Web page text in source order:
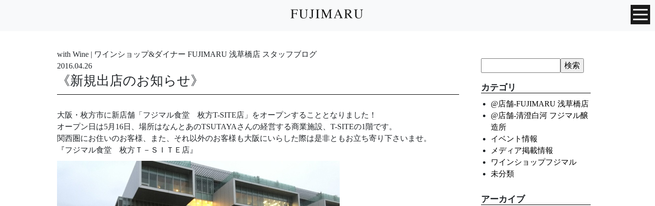
with Wine | ワインショップ&ダイナー FUJIMARU 浅草橋店 スタッフブログ
2016.04.26
《新規出店のお知らせ》
大阪・枚方市に新店舗「フジマル食堂 枚方T-SITE店」をオープンすることとなりました！
オープン日は5月16日、場所はなんとあのTSUTAYAさんの経営する商業施設、T-SITEの1階です。
関西圏にお住いのお客様、また、それ以外のお客様も大阪にいらした際は是非ともお立ち寄り下さいませ。
『フジマル食堂 枚方Ｔ－ＳＩＴＥ店』
カテゴリ
@店舗-FUJIMARU 浅草橋店
@店舗-清澄白河 フジマル醸
造所
イベント情報
メディア掲載情報
ワインショップフジマル
未分類
アーカイブ